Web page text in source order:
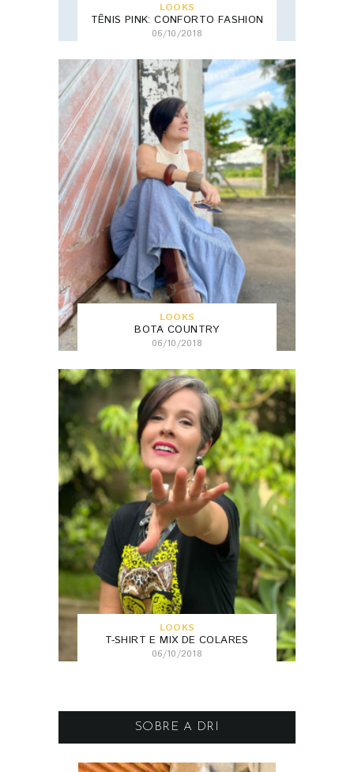
LOOKS
TÊNIS PINK: CONFORTO FASHION
06/10/2018
LOOKS
BOTA COUNTRY
06/10/2018
LOOKS
T-SHIRT E MIX DE COLARES
06/10/2018
SOBRE A DRI